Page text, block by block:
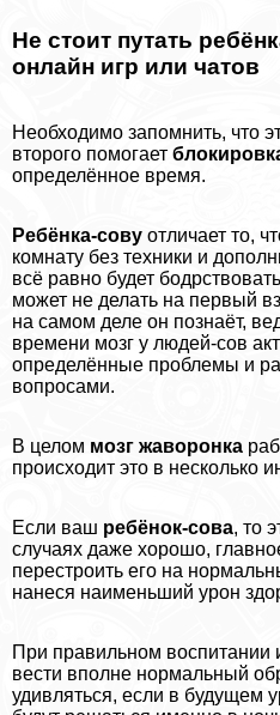
Не стоит путать
онлайн игр или чатов
Необходимо запомнить, что
второго помогает
определённое время.
Ребёнка-сову отличает то,
комнату без техники и
всё равно будет
может не делать на первый
на самом деле он познаёт,
времени мозг у людей-сов
определённые проблемы и
вопросами.
В целом мозг жаворонка
происходит это в несколько
Если ваш ребёнок-сова, то
случаях даже хорошо,
перестроить его на
нанеся наименьший урон
При правильном воспитании
вести вполне нормальный
удивляться, если в будущем